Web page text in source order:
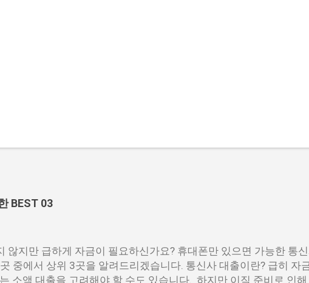
BEST 03
않지만 급하게 자금이 필요하신가요? 휴대폰만 있으면 가능한 통
중에서 상위 3곳을 알려드리겠습니다. 통신사 대출이란? 급히 자
소액 대출을 고려해야 할 수도 있습니다. 하지만 이직 준비로 인